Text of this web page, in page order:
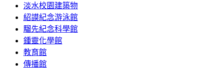
淡水校園建築物
紹謨紀念游泳館
騮先紀念科學館
鍾靈化學館
教育館
傳播館